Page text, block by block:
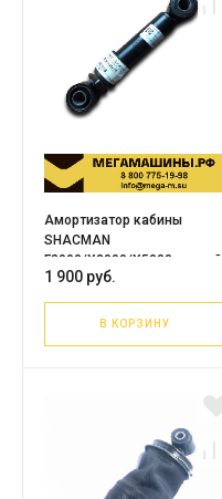
Амортизатор кабины
SHACMAN
F3000/X3000/X5000 задний
(поперечный)
1 900 руб.
В КОРЗИНУ